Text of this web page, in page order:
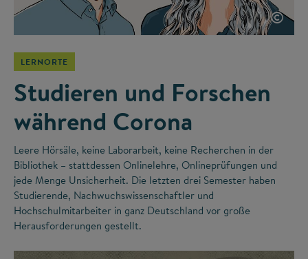
©
LERNORTE
Studieren und Forschen
während Corona
Leere Hörsäle, keine Laborarbeit, keine Recherchen in der
Bibliothek – stattdessen Onlinelehre, Onlineprüfungen und
jede Menge Unsicherheit. Die letzten drei Semester haben
Studierende, Nachwuchswissenschaftler und
Hochschulmitarbeiter in ganz Deutschland vor große
Herausforderungen gestellt.